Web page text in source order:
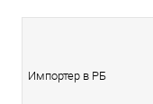
Импортер в РБ